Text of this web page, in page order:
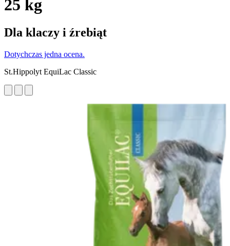
25 kg
Dla klaczy i źrebiąt
Dotychczas jedna ocena.
St.Hippolyt EquiLac Classic